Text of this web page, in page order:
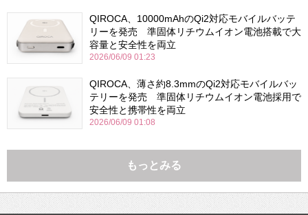
QIROCA、10000mAhのQi2対応モバイルバッテ
リーを発売 準固体リチウムイオン電池搭載で大
容量と安全性を両立
2026/06/09 01:23
QIROCA、薄さ約8.3mmのQi2対応モバイルバッ
テリーを発売 準固体リチウムイオン電池採用で
安全性と携帯性を両立
2026/06/09 01:08
もっとみる